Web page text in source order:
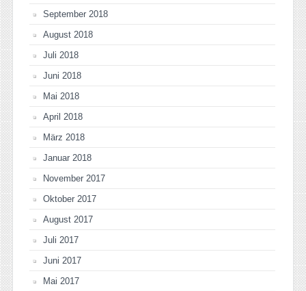
September 2018
August 2018
Juli 2018
Juni 2018
Mai 2018
April 2018
März 2018
Januar 2018
November 2017
Oktober 2017
August 2017
Juli 2017
Juni 2017
Mai 2017